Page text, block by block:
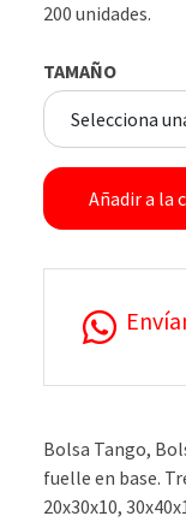
200 unidades.
TAMAÑO
Añadir a la
Bolsa Tango,
fuelle en base.
20x30x10,